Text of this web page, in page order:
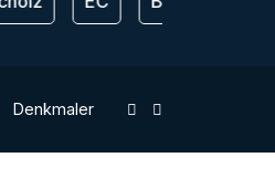
Denkmaler